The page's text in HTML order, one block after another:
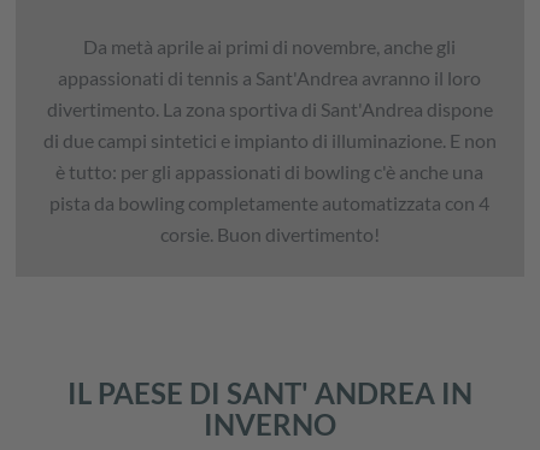
Da metà aprile ai primi di novembre, anche gli
appassionati di tennis a Sant'Andrea avranno il loro
divertimento. La zona sportiva di Sant'Andrea dispone
di due campi sintetici e impianto di illuminazione. E non
è tutto: per gli appassionati di bowling c'è anche una
pista da bowling completamente automatizzata con 4
corsie. Buon divertimento!
IL PAESE DI SANT' ANDREA IN
INVERNO